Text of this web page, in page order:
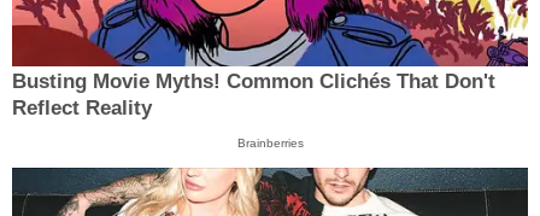
Busting Movie Myths! Common Clichés That Don't
Reflect Reality
Brainberries